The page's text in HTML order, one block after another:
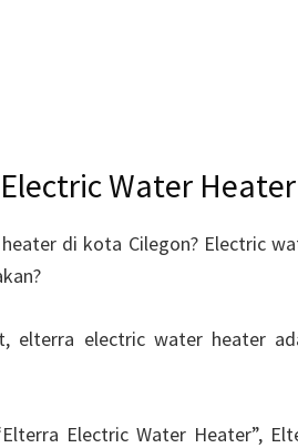
Water
di kota Cilegon? Electric
elterra electric water heater
Electric Water Heater”,